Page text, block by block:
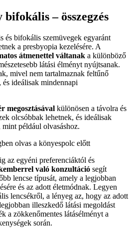
– összegzés
és bifokális szemüvegek egyaránt
a presbyopia kezelésére. A
átmenettel váltanak a különböző
látási élményt nyújtsanak.
mivel nem tartalmaznak feltűnő
ideálisak mindennapi
megosztásával különösen a távolra és
olcsóbbak lehetnek, és ideálisak
például olvasáshoz.
az egyéni preferenciáktól és
való konzultáció segít
lencse típusát, amely a legjobban
és az adott életmódnak. Legyen
lencsékről, a lényeg az, hogy az adott
illeszkedő látási megoldást
a zökkenőmentes látásélményt a
során.